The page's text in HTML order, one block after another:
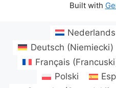
Built with
Nederlands
Deutsch (Niemiecki)
Français (Francuski
Polski